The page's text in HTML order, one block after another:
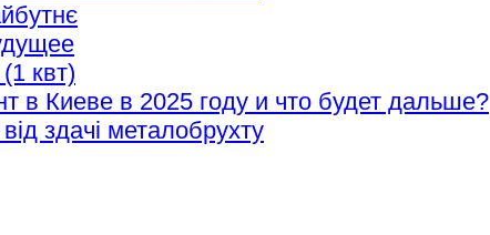
квт)
в Киеве в 2025 году и что будет дальше?
здачі металобрухту